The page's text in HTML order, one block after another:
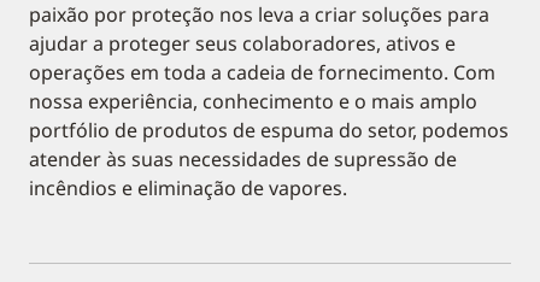
paixão por proteção nos leva a criar soluções para
ajudar a proteger seus colaboradores, ativos e
operações em toda a cadeia de fornecimento. Com
nossa experiência, conhecimento e o mais amplo
portfólio de produtos de espuma do setor, podemos
atender às suas necessidades de supressão de
incêndios e eliminação de vapores.